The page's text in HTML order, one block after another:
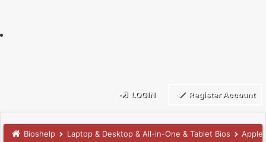
LOGIN Register Account
Bioshelp Laptop & Desktop & All-in-One & Tablet Bios Apple